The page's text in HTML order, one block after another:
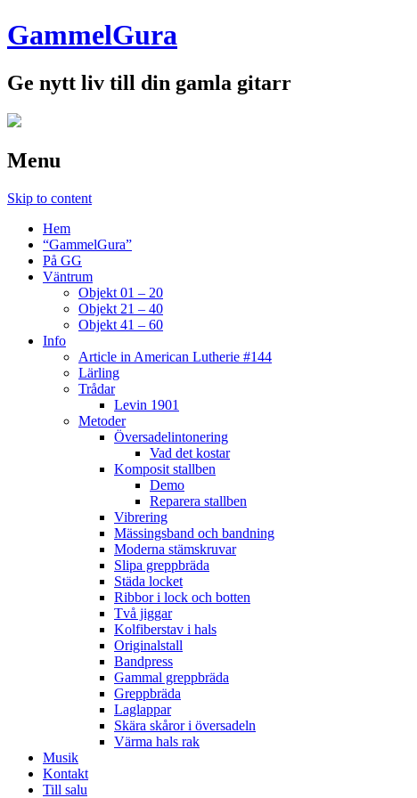
GammelGura
Ge nytt liv till din gamla gitarr
Menu
Skip to content
Hem
“GammelGura”
På GG
Väntrum
Objekt 01 – 20
Objekt 21 – 40
Objekt 41 – 60
Info
Article in American Lutherie #144
Lärling
Trådar
Levin 1901
Metoder
Översadelintonering
Vad det kostar
Komposit stallben
Demo
Reparera stallben
Vibrering
Mässingsband och bandning
Moderna stämskruvar
Slipa greppbräda
Städa locket
Ribbor i lock och botten
Två jiggar
Kolfiberstav i hals
Originalstall
Bandpress
Gammal greppbräda
Greppbräda
Laglappar
Skära skåror i översadeln
Värma hals rak
Musik
Kontakt
Till salu